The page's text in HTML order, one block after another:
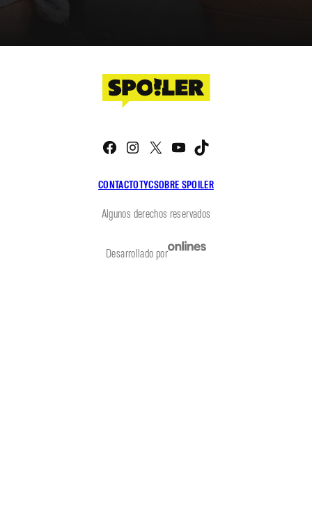
CONTACTOTYCSOBRE SPOILER
Facebook
Instagram
X YouTube
Algunos derechos reservados
Desarrollado por